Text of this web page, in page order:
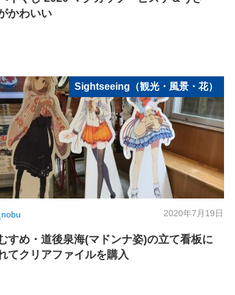
かわいい
Sightseeing（観光・風景・花）
2020年7月19日
すめ・道後泉海(マドンナ姿)の立て看板に
てクリアファイルを購入